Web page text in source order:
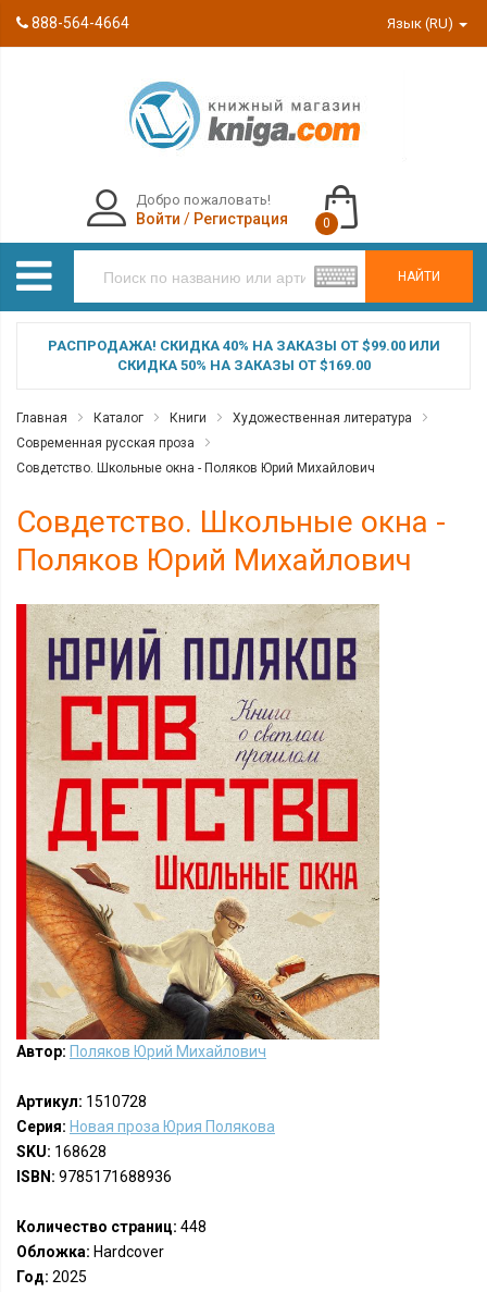
888-564-4664 Язык (RU)
НАЙТИ
Добро пожаловать!
Войти / Регистрация 0
РАСПРОДАЖА! СКИДКА 40% НА ЗАКАЗЫ ОТ $99.00 ИЛИ
СКИДКА 50% НА ЗАКАЗЫ ОТ $169.00
Главная Каталог Книги
Художественная литература
Современная русская проза
Совдетство. Школьные окна - Поляков Юрий Михайлович
Совдетство. Школьные окна -
Поляков Юрий Михайлович
Автор: Поляков Юрий Михайлович
Артикул: 1510728
Серия: Новая проза Юрия Полякова
SKU: 168628
ISBN: 9785171688936
Количество страниц: 448
Обложка: Hardcover
Год: 2025